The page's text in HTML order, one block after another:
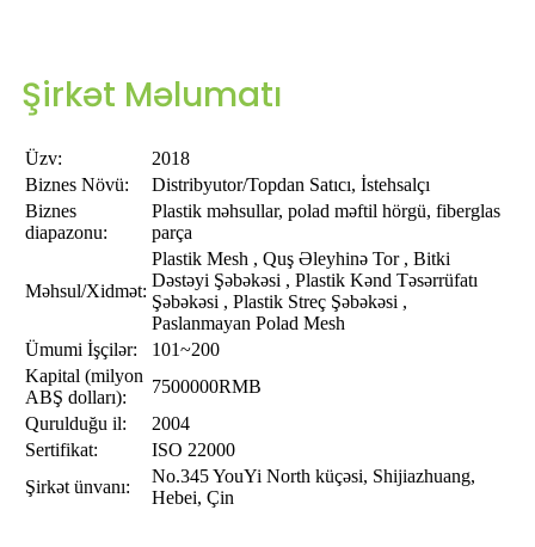
Şirkət Məlumatı
Üzv:
2018
Biznes Növü:
Distribyutor/Topdan Satıcı, İstehsalçı
Biznes
diapazonu:
Plastik məhsullar, polad məftil hörgü, fiberglas
parça
Məhsul/Xidmət:
Plastik Mesh , Quş Əleyhinə Tor , Bitki
Dəstəyi Şəbəkəsi , Plastik Kənd Təsərrüfatı
Şəbəkəsi , Plastik Streç Şəbəkəsi ,
Paslanmayan Polad Mesh
Ümumi İşçilər:
101~200
Kapital (milyon
ABŞ dolları):
7500000RMB
Qurulduğu il:
2004
Sertifikat:
ISO 22000
Şirkət ünvanı:
No.345 YouYi North küçəsi, Shijiazhuang,
Hebei, Çin